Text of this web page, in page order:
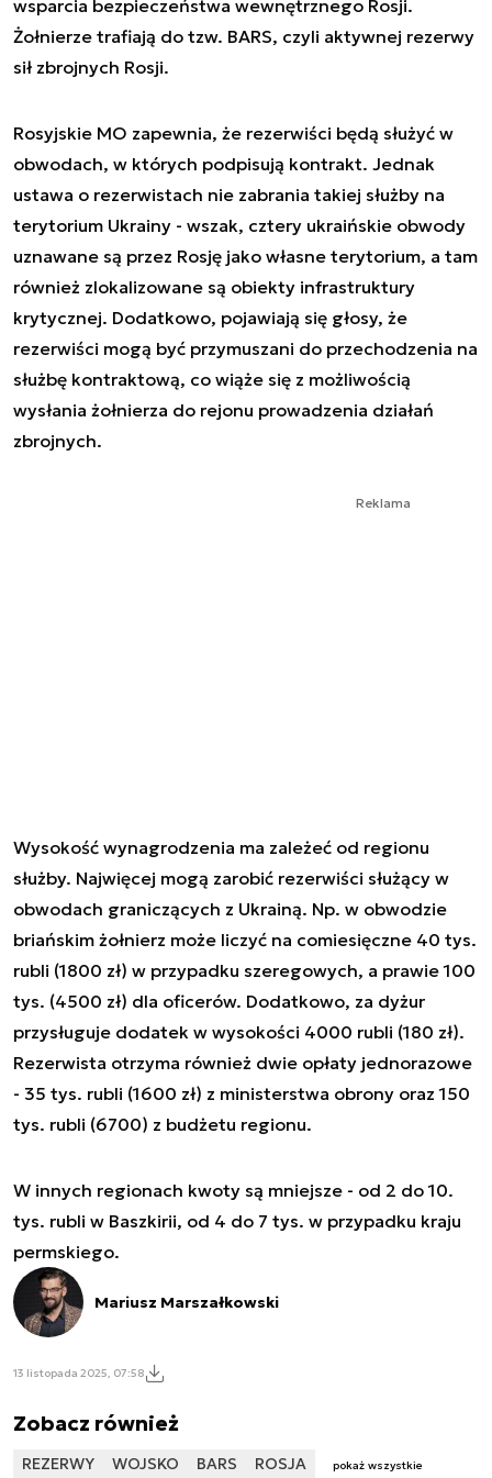
wsparcia bezpieczeństwa wewnętrznego Rosji.
Żołnierze trafiają do tzw. BARS, czyli aktywnej rezerwy
sił zbrojnych Rosji.
Rosyjskie MO zapewnia, że rezerwiści będą służyć w
obwodach, w których podpisują kontrakt. Jednak
ustawa o rezerwistach nie zabrania takiej służby na
terytorium Ukrainy - wszak, cztery ukraińskie obwody
uznawane są przez Rosję jako własne terytorium, a tam
również zlokalizowane są obiekty infrastruktury
krytycznej. Dodatkowo, pojawiają się głosy, że
rezerwiści mogą być przymuszani do przechodzenia na
służbę kontraktową, co wiąże się z możliwością
wysłania żołnierza do rejonu prowadzenia działań
zbrojnych.
Reklama
Wysokość wynagrodzenia ma zależeć od regionu
służby. Najwięcej mogą zarobić rezerwiści służący w
obwodach graniczących z Ukrainą. Np. w obwodzie
briańskim żołnierz może liczyć na comiesięczne 40 tys.
rubli (1800 zł) w przypadku szeregowych, a prawie 100
tys. (4500 zł) dla oficerów. Dodatkowo, za dyżur
przysługuje dodatek w wysokości 4000 rubli (180 zł).
Rezerwista otrzyma również dwie opłaty jednorazowe
- 35 tys. rubli (1600 zł) z ministerstwa obrony oraz 150
tys. rubli (6700) z budżetu regionu.
W innych regionach kwoty są mniejsze - od 2 do 10.
tys. rubli w Baszkirii, od 4 do 7 tys. w przypadku kraju
permskiego.
Mariusz Marszałkowski
13 listopada 2025, 07:58
Zobacz również
REZERWY WOJSKO BARS ROSJA pokaż wszystkie